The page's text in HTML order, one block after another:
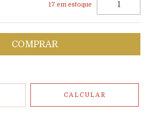
17 em estoque
CALCULAR